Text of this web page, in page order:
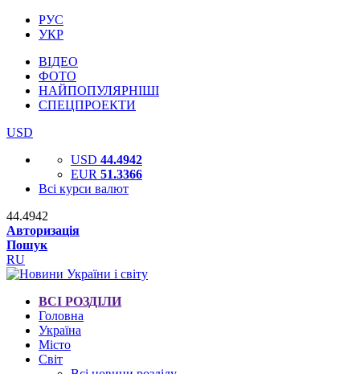
РУС
УКР
ВІДЕО
ФОТО
НАЙПОПУЛЯРНІШІ
СПЕЦПРОЕКТИ
USD
USD 44.4942
EUR 51.3366
Всі курси валют
44.4942
Авторизація
Пошук
RU
ВСІ РОЗДІЛИ
Головна
Україна
Місто
Світ